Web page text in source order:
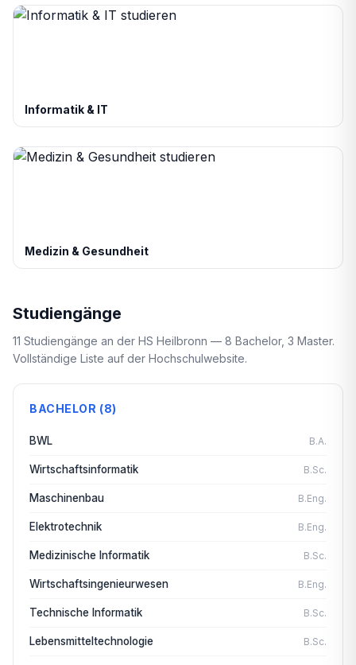
Informatik & IT
Medizin & Gesundheit
Studiengänge
11 Studiengänge an der HS Heilbronn — 8 Bachelor, 3 Master.
Vollständige Liste auf der Hochschulwebsite.
BACHELOR (8)
BWL B.A.
Wirtschaftsinformatik B.Sc.
Maschinenbau B.Eng.
Elektrotechnik B.Eng.
Medizinische Informatik B.Sc.
Wirtschaftsingenieurwesen B.Eng.
Technische Informatik B.Sc.
Lebensmitteltechnologie B.Sc.